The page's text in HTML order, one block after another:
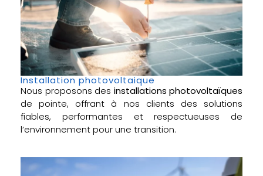
Installation photovoltaique
Nous proposons des installations photovoltaïques
de pointe, offrant à nos clients des solutions
fiables, performantes et respectueuses de
l’environnement pour une transition.